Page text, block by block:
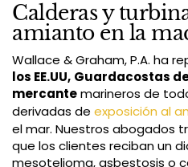
Calderas y
amianto en la
Wallace & Graham, P.A. ha
los EE.UU, Guardacostas de
mercantemarineros de
derivadas de exposición al
el mar. Nuestros abogados
que los clientes reciban un
mesotelioma, asbestosis o